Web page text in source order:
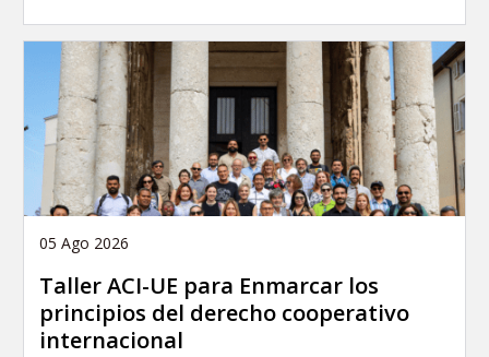
05 Ago 2026
Taller ACI-UE para Enmarcar los
principios del derecho cooperativo
internacional